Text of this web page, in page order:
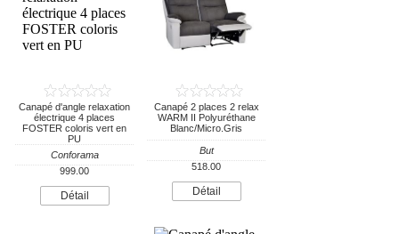
Canapé d'angle relaxation
électrique 4 places
FOSTER coloris vert en
PU
Conforama
999.00
Détail
Canapé 2 places 2 relax
WARM II Polyuréthane
Blanc/Micro.Gris
But
518.00
Détail